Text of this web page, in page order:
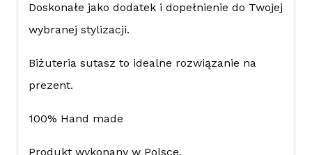
Doskonałe jako dodatek i dopełnienie do Twojej
wybranej stylizacji.
Biżuteria sutasz to idealne rozwiązanie na
prezent.
100% Hand made
Produkt wykonany w Polsce.